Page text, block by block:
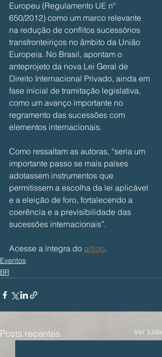
Europeu (Regulamento UE nº
650/2012) como um marco relevante
na redução de conflitos sucessórios
transfronteiriços no âmbito da União
Europeia. No Brasil, apontam o
anteprojeto da nova Lei Geral de
Direito Internacional Privado, ainda em
fase inicial de tramitação legislativa,
como um avanço importante no
regramento das sucessões com
elementos internacionais.
Como ressaltam as autoras, “seria um
importante passo se mais países
adotassem instrumentos que
permitissem a escolha da lei aplicável
e a eleição de foro, fortalecendo a
coerência e a previsibilidade das
sucessões internacionais”.
Acesse a íntegra do artigo.
Eventos
BR
Posts recentes Ver tudo